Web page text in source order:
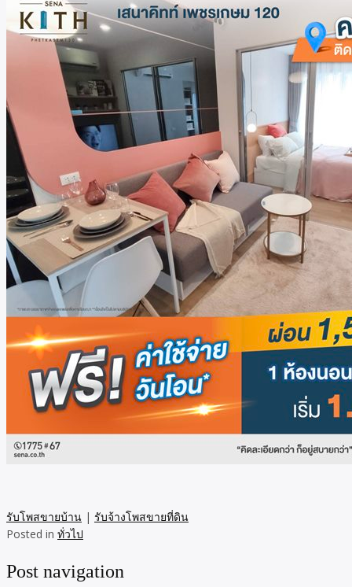
รับโพสขายบ้าน | รับจ้างโพสขายที่ดิน
Posted in ทั่วไป
Post navigation